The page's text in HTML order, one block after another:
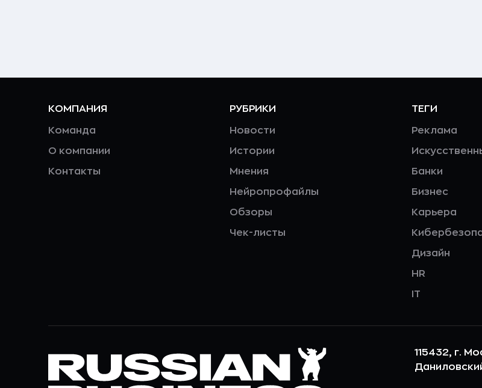
КОМПАНИЯ
Команда
О компании
Контакты
РУБРИКИ
Новости
Истории
Мнения
Нейропрофайлы
Обзоры
Чек-листы
ТЕГИ
Реклама
Банки
Бизнес
Карьера
Дизайн
HR
IT
115432, г.